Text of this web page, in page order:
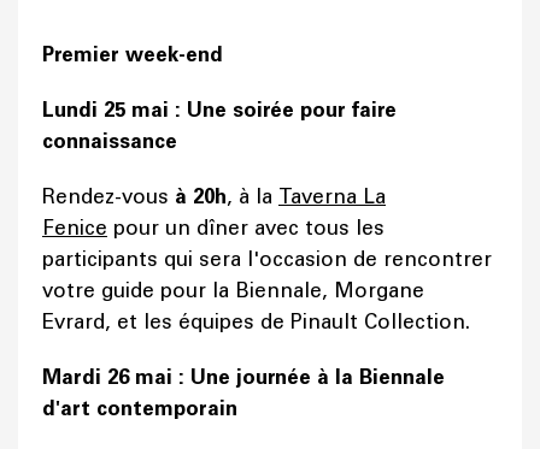
Premier week-end
Lundi 25 mai : Une soirée pour faire
connaissance
Rendez-vous à 20h, à la Taverna La
Fenice pour un dîner avec tous les
participants qui sera l'occasion de rencontrer
votre guide pour la Biennale, Morgane
Evrard, et les équipes de Pinault Collection.
Mardi 26 mai : Une journée à la Biennale
d'art contemporain